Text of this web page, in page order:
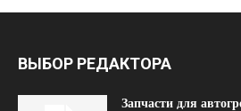
ВЫБОР РЕДАКТОРА
Запчасти для